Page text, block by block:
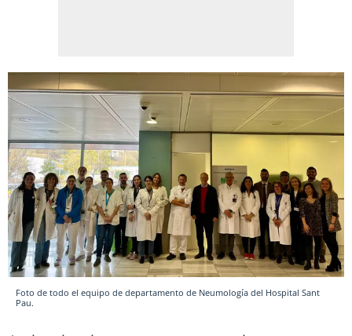
Foto de todo el equipo de departamento de Neumología del Hospital Sant
Pau.